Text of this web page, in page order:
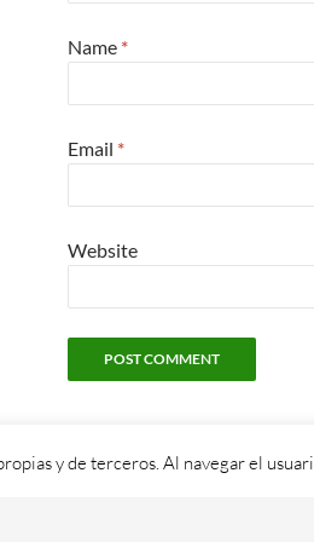
Name *
Email *
Website
y de terceros. Al navegar el